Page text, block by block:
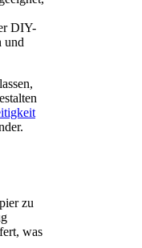
DIY-
und
zu
was